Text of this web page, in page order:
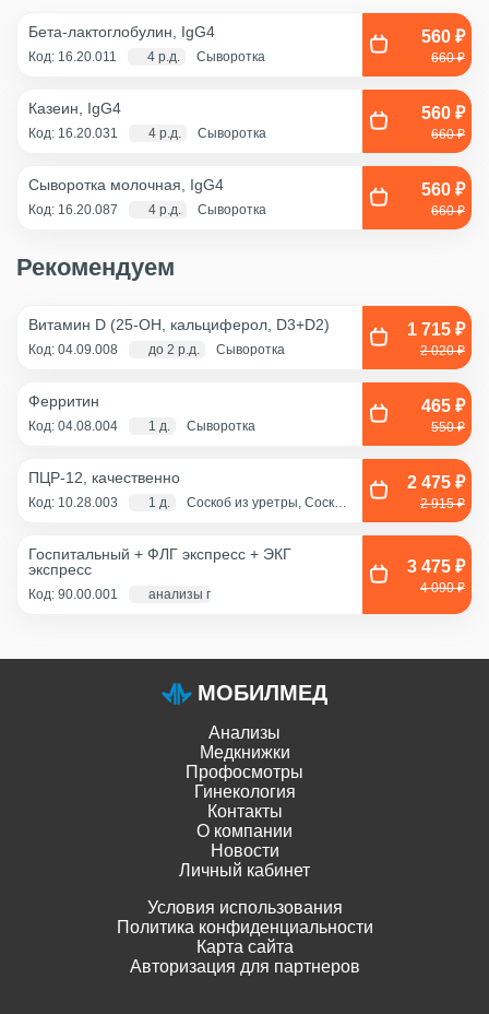
Бета-лактоглобулин, IgG4
Код: 16.20.011 4 р.д. Сыворотка
560 ₽
660 ₽
Казеин, IgG4
Код: 16.20.031 4 р.д. Сыворотка
560 ₽
660 ₽
Сыворотка молочная, IgG4
Код: 16.20.087 4 р.д. Сыворотка
560 ₽
660 ₽
Рекомендуем
Витамин D (25-OH, кальциферол, D3+D2)
Код: 04.09.008 до 2 р.д. Сыворотка
1 715 ₽
2 020 ₽
Ферритин
Код: 04.08.004 1 д. Сыворотка
465 ₽
550 ₽
ПЦР-12, качественно
Код: 10.28.003 1 д.
Соскоб из уретры, Соскоб
канал+влагалище),
2 475 ₽
2 915 ₽
Госпитальный + ФЛГ экспресс + ЭКГ
экспресс
Код: 90.00.001 анализы по крови - 1 д., экг и флг - 1 час
3 475 ₽
4 090 ₽
МОБИЛМЕД
Анализы
Медкнижки
Профосмотры
Гинекология
Контакты
О компании
Новости
Личный кабинет
Условия использования
Политика конфиденциальности
Карта сайта
Авторизация для партнеров